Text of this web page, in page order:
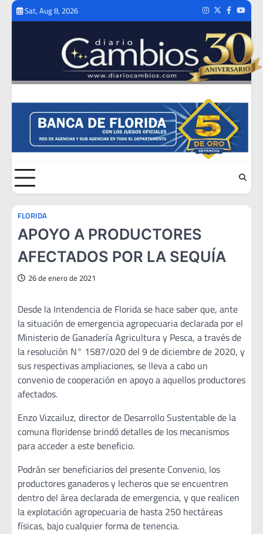
Skip
Sat, Aug 8, 2026 Instagram
TwitterFacebook
FLORIDA
APOYO A PRODUCTORES
AFECTADOS POR LA SEQUÍA
26 de enero de 2021
Desde la Intendencia de Florida se hace saber que, ante
la situación de emergencia agropecuaria declarada por el
Ministerio de Ganadería Agricultura y Pesca, a través de
la resolución N° 1587/020 del 9 de diciembre de 2020, y
sus respectivas ampliaciones, se lleva a cabo un
convenio de cooperación en apoyo a aquellos productores
afectados.
Enzo Vizcailuz, director de Desarrollo Sustentable de la
comuna floridense brindó detalles de los mecanismos
para acceder a este beneficio.
Podrán ser beneficiarios del presente Convenio, los
productores ganaderos y lecheros que se encuentren
dentro del área declarada de emergencia, y que realicen
la explotación agropecuaria de hasta 250 hectáreas
físicas, bajo cualquier forma de tenencia.